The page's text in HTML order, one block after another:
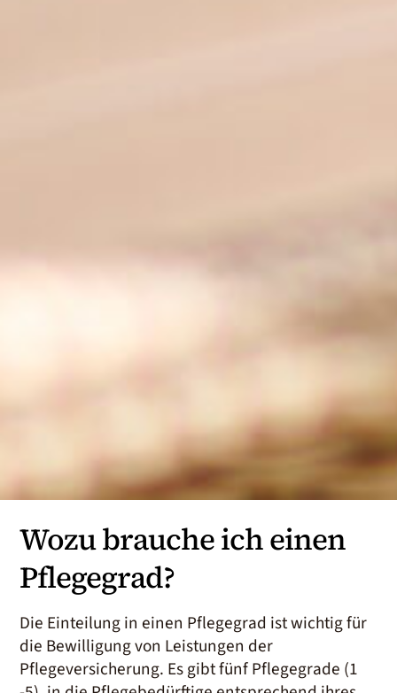
Wozu brauche ich einen
Pflegegrad?
Die Einteilung in einen Pflegegrad ist wichtig für
die Bewilligung von Leistungen der
Pflegeversicherung. Es gibt fünf Pflegegrade (1